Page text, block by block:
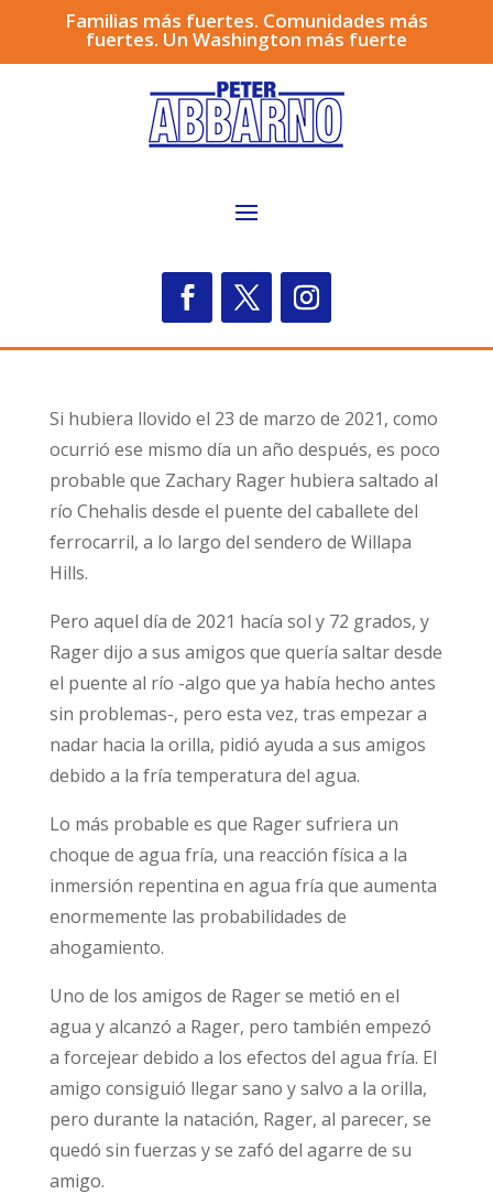
Familias más fuertes. Comunidades más
fuertes. Un Washington más fuerte
Si hubiera llovido el 23 de marzo de 2021, como
ocurrió ese mismo día un año después, es poco
probable que Zachary Rager hubiera saltado al
río Chehalis desde el puente del caballete del
ferrocarril, a lo largo del sendero de Willapa
Hills.
Pero aquel día de 2021 hacía sol y 72 grados, y
Rager dijo a sus amigos que quería saltar desde
el puente al río -algo que ya había hecho antes
sin problemas-, pero esta vez, tras empezar a
nadar hacia la orilla, pidió ayuda a sus amigos
debido a la fría temperatura del agua.
Lo más probable es que Rager sufriera un
choque de agua fría, una reacción física a la
inmersión repentina en agua fría que aumenta
enormemente las probabilidades de
ahogamiento.
Uno de los amigos de Rager se metió en el
agua y alcanzó a Rager, pero también empezó
a forcejear debido a los efectos del agua fría. El
amigo consiguió llegar sano y salvo a la orilla,
pero durante la natación, Rager, al parecer, se
quedó sin fuerzas y se zafó del agarre de su
amigo.